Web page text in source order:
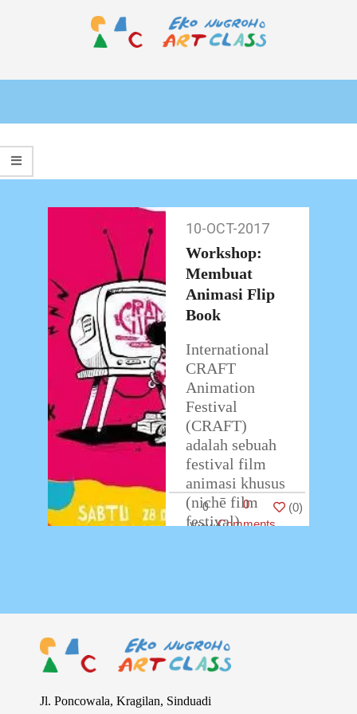
ART
CLASS
Primary
Menu
Oct-
2017
10-OCT-2017
Workshop:
Membuat
Animasi Flip
Book
International
CRAFT
Animation
Festival
(CRAFT)
adalah sebuah
festival film
animasi khusus
(nichē film
festival)
di Asia.
Kegiatan ini
bertujuan untuk
…
0
0
Comments
(0)
Jl. Poncowala, Kragilan, Sinduadi